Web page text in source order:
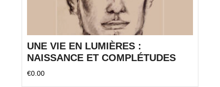
UNE VIE EN LUMIÈRES :
NAISSANCE ET COMPLÉTUDES
€0.00